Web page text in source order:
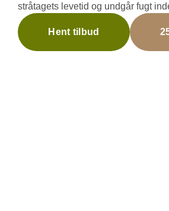
stråtagets levetid og undgår fugt
Hent tilbud